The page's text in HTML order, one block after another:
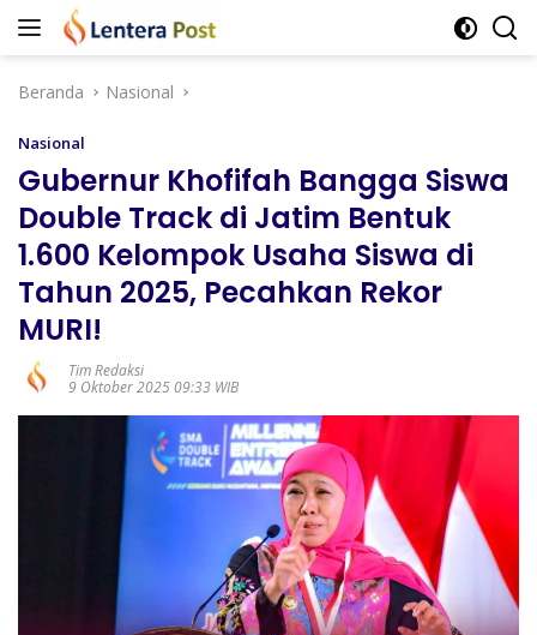
Langsung
Beranda
Nasional
Nasional
Gubernur Khofifah Bangga Siswa
Double Track di Jatim Bentuk
1.600 Kelompok Usaha Siswa di
Tahun 2025, Pecahkan Rekor
MURI!
Tim Redaksi
9 Oktober 2025 09:33 WIB